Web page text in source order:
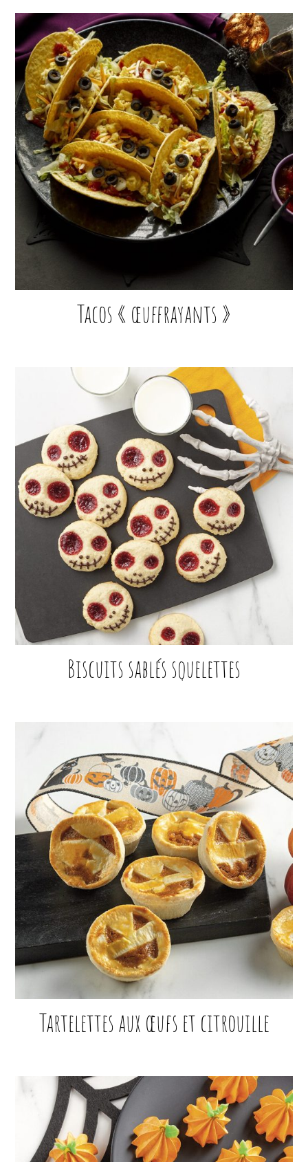
Tacos « œuffrayants »
Biscuits sablés squelettes
Tartelettes aux œufs et citrouille